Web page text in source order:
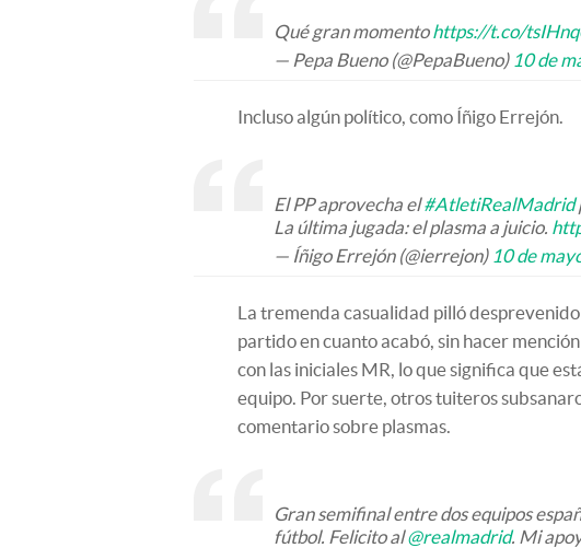
Qué gran momentohttps://t.co/
— Pepa Bueno (@PepaBueno) 10 de
Incluso algún político, como Íñigo Errejón.
El PP aprovecha el#AtletiRealMadrid
La última jugada: el plasma a juicio.
— Íñigo Errejón (@ierrejon) 10 de
La tremenda casualidad pilló
partido en cuanto acabó, sin hacer
con las iniciales MR, lo que significa que
equipo. Por suerte, otros tuiteros
comentario sobre plasmas.
Gran semifinal entre dos equipos
fútbol. Felicito al@realmadrid. Mi